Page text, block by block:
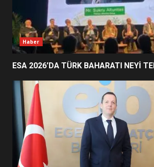
4
EDREMİT’İN GURURU
FİNALİNDE NE
5
UZATILDI: NE DEĞİŞTİ?
6
BURHANİYE SATRANÇ
TURNUVASI KAYITLARI
DEĞİŞTİRİYOR?
Haber
ESA 2026’DA TÜRK BAHARATI NEYİ